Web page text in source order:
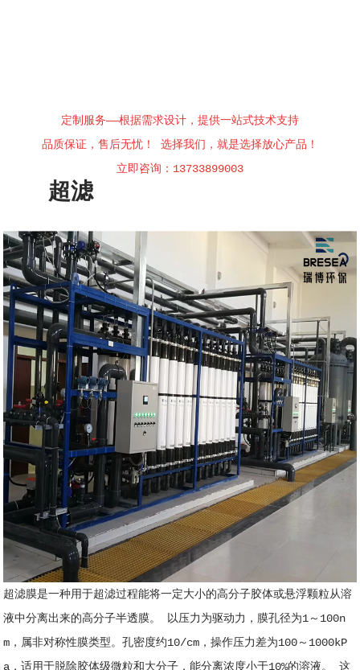
定制服务——根据需求设计，提供一站式技术支持
品质保证，售后无忧！ 选择我们，就是选择放心产品！
立即咨询：13733899003
超滤
超滤膜是一种用于超滤过程能将一定大小的高分子胶体或悬浮颗粒从溶
液中分离出来的高分子半透膜。 以压力为驱动力，膜孔径为1～100n
m，属非对称性膜类型。孔密度约10/cm，操作压力差为100～1000kP
a，适用于脱除胶体级微粒和大分子，能分离浓度小于10%的溶液。 这